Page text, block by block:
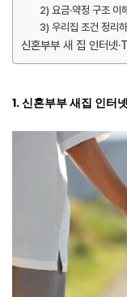
2) 요금·약정 구조 이
3) 우리집 조건 정리하
신혼부부 새 집 인터넷
1. 신혼부부 새집 인터